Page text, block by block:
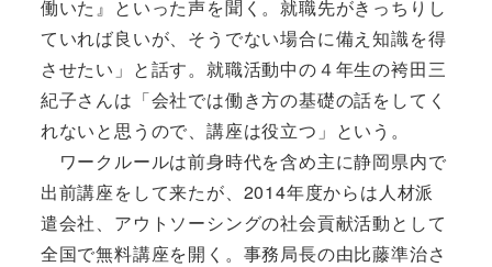
働いた』といった声を聞く。就職先がきっちりし
ていれば良いが、そうでない場合に備え知識を得
させたい」と話す。就職活動中の４年生の袴田三
紀子さんは「会社では働き方の基礎の話をしてく
れないと思うので、講座は役立つ」という。
ワークルールは前身時代を含め主に静岡県内で
出前講座をして来たが、2014年度からは人材派
遣会社、アウトソーシングの社会貢献活動として
全国で無料講座を開く。事務局長の由比藤準治さ